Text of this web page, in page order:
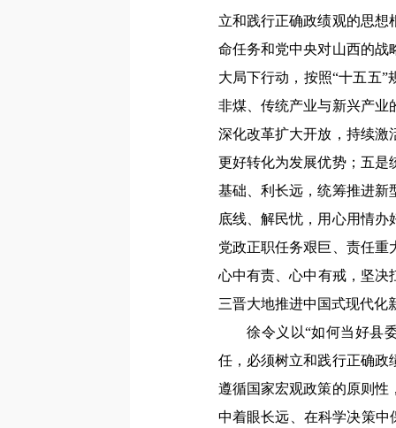
立和践行正确政绩观的思
命任务和党中央对山西的战
大局下行动，按照“十五五
非煤、传统产业与新兴产业
深化改革扩大开放，持续激
更好转化为发展优势；五是
基础、利长远，统筹推进新
底线、解民忧，用心用情
党政正职任务艰巨、责任
心中有责、心中有戒，坚决
三晋大地推进中国式现代化
徐令义以“如何当好县委
任，必须树立和践行正确政
遵循国家宏观政策的原则性
中着眼长远、在科学决策中